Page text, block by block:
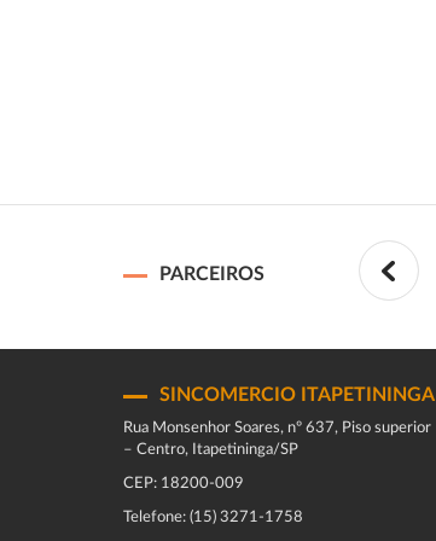
PARCEIROS
SINCOMERCIO ITAPETININGA
Rua Monsenhor Soares, nº 637, Piso superior
– Centro, Itapetininga/SP
CEP: 18200-009
Telefone: (15) 3271-1758